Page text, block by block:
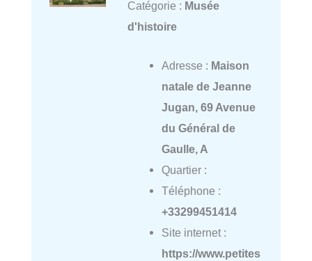
Catégorie : Musée
d'histoire
Adresse : Maison
natale de Jeanne
Jugan, 69 Avenue
du Général de
Gaulle, A
Quartier :
Téléphone :
+33299451414
Site internet :
https://www.petites